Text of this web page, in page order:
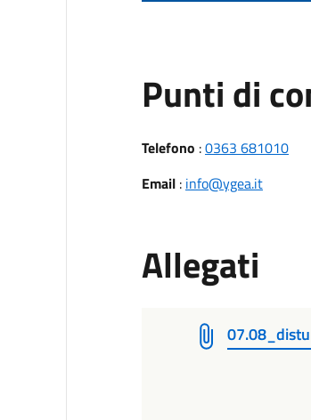
Punti di
Telefono :0363 681010
Email: info@ygea.it
Allegati